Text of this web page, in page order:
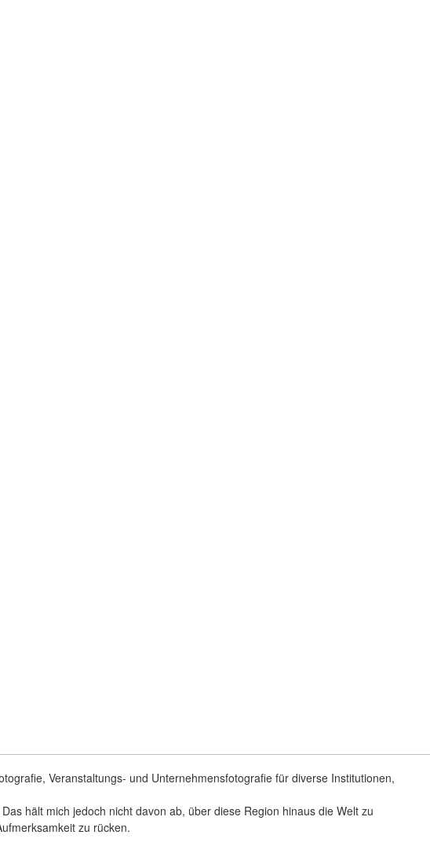
Veranstaltungs- und Unternehmensfotografie für diverse Institutionen,
hält mich jedoch nicht davon ab, über diese Region hinaus die Welt zu
zu rücken.